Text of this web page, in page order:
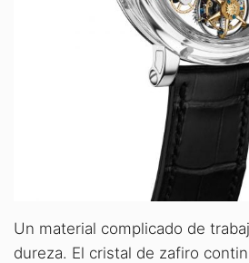
Un material complicado de
dureza. El cristal de zafiro